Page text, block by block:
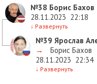
№38 Борис Бахов
28.11.2023 22:18
↓ Развернуть
№39 Ярослав
→
Борис Бахов
28.11.2023 22:34
↓ Развернуть